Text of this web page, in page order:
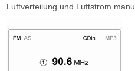
Luftverteilung und Luftstrom